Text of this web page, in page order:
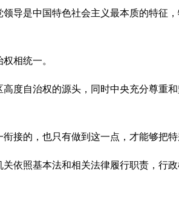
导是中国特色社会主义最本质的特征
相统一。
度自治权的源头，同时中央充分尊重
接的，也只有做到这一点，才能够把特
依照基本法和相关法律履行职责，行